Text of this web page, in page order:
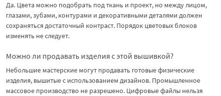
Да. Цвета можно подобрать под ткань и проект, но между лицом,
глазами, зубами, контурами и декоративными деталями должен
сохраняться достаточный контраст. Порядок цветовых блоков
изменять не следует.
Можно ли продавать изделия с этой вышивкой?
Небольшие мастерские могут продавать готовые физические
изделия, вышитые с использованием дизайнов. Промышленное
массовое производство не разрешено. Цифровые файлы нельзя